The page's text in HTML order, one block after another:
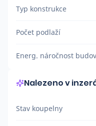
Typ konstrukce
Počet podlaží
Energ. náročnost
Nalezeno v
Stav koupelny